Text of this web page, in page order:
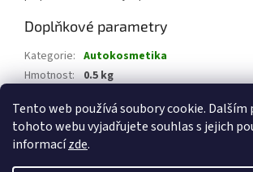
Tento web používá soubory cookie.
tohoto webu vyjadřujete souhlas s jejich
informacízde.
Doplňkové parametry
Kategorie: Autokosmetika
Hmotnost: 0.5 kg